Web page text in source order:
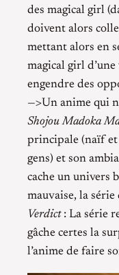
des magical girl
doivent alors
mettant alors en
magical girl
engendre des
—>Un anime qui
Shojou Madoka
principale (naïf et
gens) et son
cache un univers
mauvaise, la série
Verdict: La série
gâche certes la
l’anime de faire